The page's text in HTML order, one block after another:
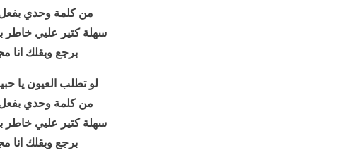
من كلمة وحدي
سهلة كتير عليي خاطر
برجع وبقلك انا
لو تطلب العيون يا
من كلمة وحدي
سهلة كتير عليي خاطر
برجع وبقلك انا